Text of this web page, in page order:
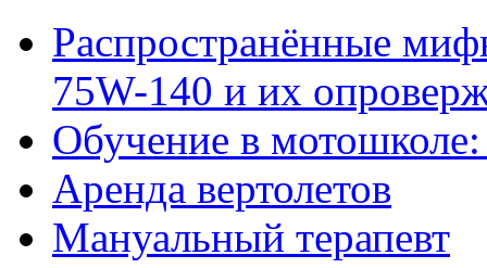
Распространённые
75W-140 и их
Обучение в
Аренда вертолетов
Мануальный терапевт